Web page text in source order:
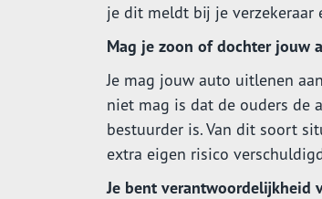
je dit meldt bij je verzekeraar
Mag je zoon of dochter jouw
Je mag jouw auto uitlenen
niet mag is dat de ouders de
bestuurder is. Van dit soort
extra eigen risico
Je bent verantwoordelijkheid